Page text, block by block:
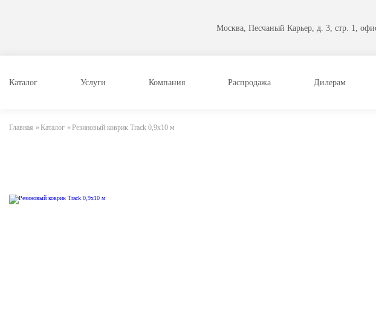
Москва, Песчаный Карьер, д. 3, стр. 1,
Каталог Услуги Компания Распродажа Дилерам
Главная »Каталог »Резиновый коврик Track 0,9х10 м